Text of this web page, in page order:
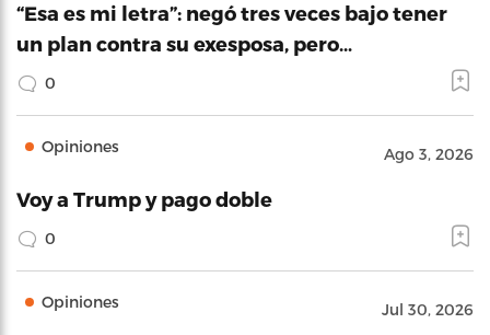
“Esa es mi letra”: negó tres veces bajo tener
un plan contra su exesposa, pero…
0
Opiniones Ago 3, 2026
Voy a Trump y pago doble
0
Opiniones Jul 30, 2026